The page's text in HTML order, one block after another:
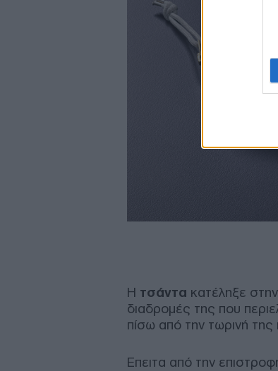
Η τσάντα κατέληξε
διαδρομές της που
πίσω από την τωρινή της
Επειτα από την